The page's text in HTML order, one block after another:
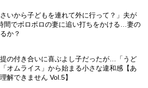
さいから子どもを連れて外に行って？」夫が
間でボロボロの妻に追い打ちをかける…妻の
か？
の付き合いに喜ぶよし子だったが…「うど
オムライス」から始まる小さな違和感【あ
解できません Vol.5】